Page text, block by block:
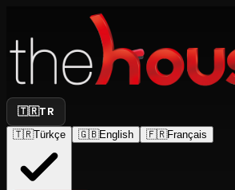
🇹🇷TR
🇹🇷Türkçe 🇬🇧English 🇫🇷Français